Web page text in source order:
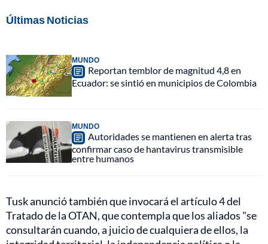
Últimas Noticias
MUNDO
Reportan temblor de magnitud 4,8 en
Ecuador: se sintió en municipios de Colombia
MUNDO
Autoridades se mantienen en alerta tras
confirmar caso de hantavirus transmisible
entre humanos
Tusk anunció también que invocará el artículo 4 del
Tratado de la OTAN, que contempla que los aliados "se
consultarán cuando, a juicio de cualquiera de ellos, la